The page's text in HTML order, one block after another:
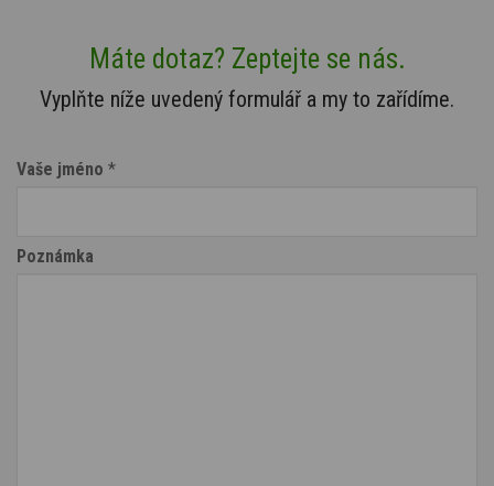
Máte dotaz? Zeptejte se nás.
Vyplňte níže uvedený formulář a my to zařídíme.
Vaše jméno *
Poznámka